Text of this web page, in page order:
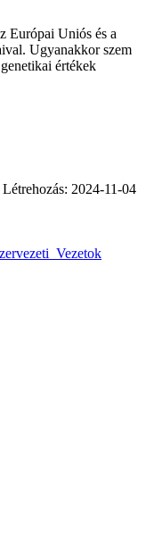
Európai Uniós és a
Ugyanakkor szem
értékek
2024-11-04